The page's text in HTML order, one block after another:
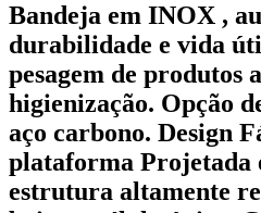
Bandeja em INOX ,
durabilidade e vida
pesagem de produtos
higienização. Opção
aço carbono. Design
plataforma Projetada
estrutura altamente